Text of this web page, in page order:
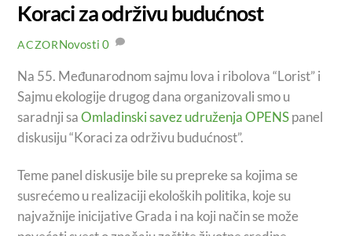
Koraci za održivu budućnost
ACZORNovosti 0
Na 55. Međunarodnom sajmu lova i ribolova “Lorist” i
Sajmu ekologije drugog dana organizovali smo u
saradnji saOmladinski savez udruženja OPENSpanel
diskusiju “Koraci za održivu budućnost”.
Teme panel diskusije bile su prepreke sa kojima se
susrećemo u realizaciji ekoloških politika, koje su
najvažnije inicijative Grada i na koji način se može